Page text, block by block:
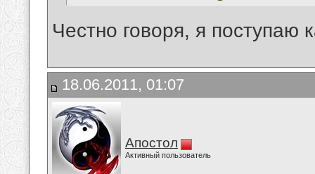
Честно говоря, я поступаю
18.06.2011, 01:07
Апостол
Активный пользователь